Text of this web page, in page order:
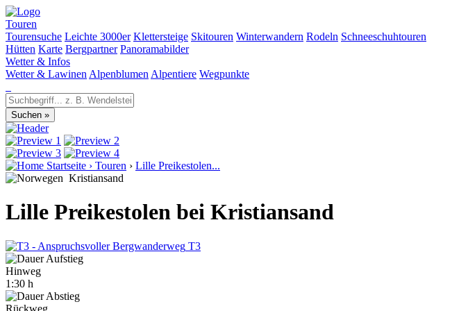
Touren
Tourensuche Leichte 3000er Klettersteige Skitouren Winterwandern Rodeln Schneeschuhtouren
Hütten Karte Bergpartner Panoramabilder
Wetter & Infos
Wetter & Lawinen Alpenblumen Alpentiere Wegpunkte
Startseite › Touren › Lille Preikestolen...
Kristiansand
Lille Preikestolen bei Kristiansand
T3
Hinweg
1:30 h
Rückweg